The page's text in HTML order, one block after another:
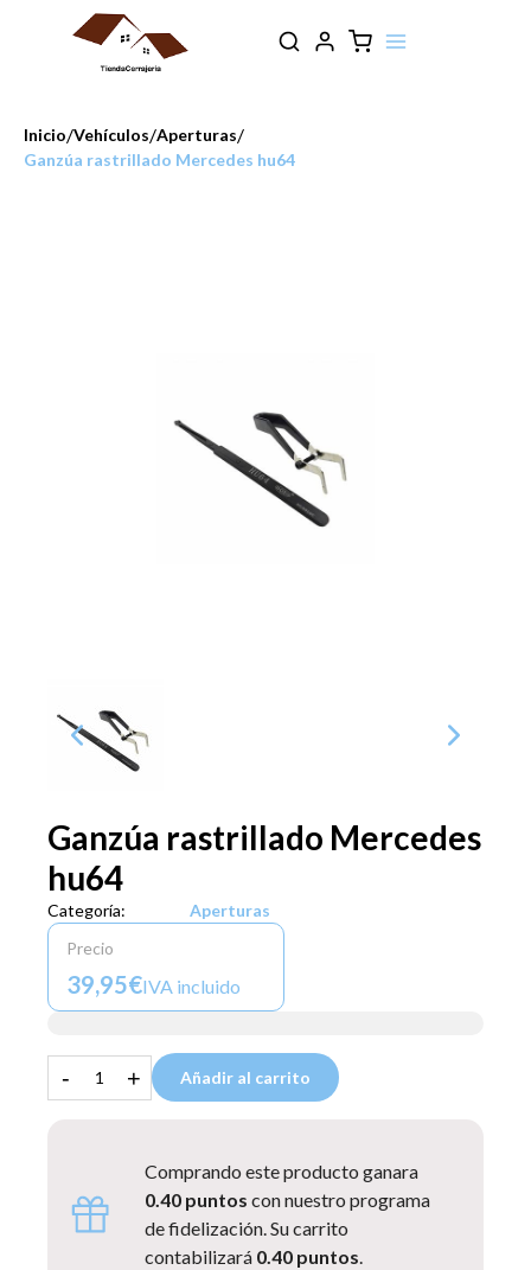
Inicio/Vehículos/Aperturas/
Ganzúa rastrillado Mercedes hu64
Ganzúa rastrillado Mercedes
hu64
Categoría:
Aperturas
Precio
39,95€IVA incluido
- + Añadir al carrito
Comprando este producto ganara
0.40 puntos con nuestro programa
de fidelización. Su carrito
contabilizará 0.40 puntos.